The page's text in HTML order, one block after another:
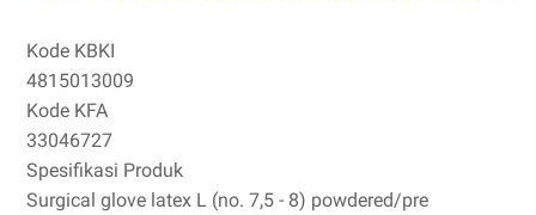
Kode KBKI
4815013009
Kode KFA
33046727
Spesifikasi Produk
Surgical glove latex L (no. 7,5 - 8) powdered/pre